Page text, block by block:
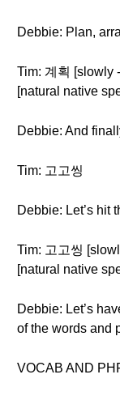
Debbie: Plan,
Tim: 계획 [slowly
[natural native
Debbie: And
Tim: 고고씽
Debbie: Let’s hit
Tim: 고고씽
[natural native
Debbie: Let’s
of the words and
VOCAB AND